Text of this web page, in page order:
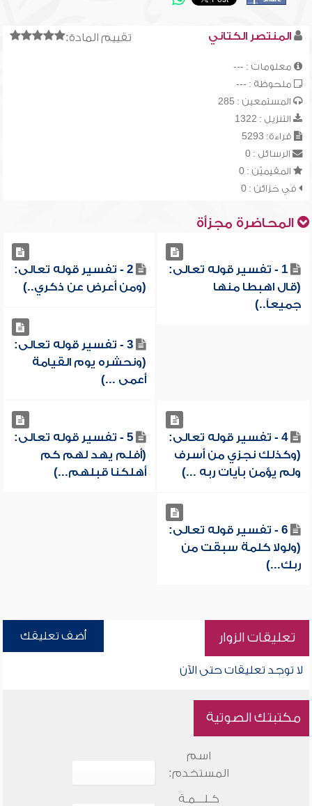
تقييم المادة: المنتصر الكتاني
معلومات : ---
ملحوظة : ---
المستمعين : 285
التنزيل : 1322
قراءة: 5293
الرسائل : 0
المقيميّن : 0
في خزائن : 0
المحاضرة مجزأة
1 - تفسير قوله تعالى:
(قال اهبطا منها
جميعاً..)
2 - تفسير قوله تعالى:
(ومن أعرض عن ذكري..)
3 - تفسير قوله تعالى:
(ونحشره يوم القيامة
أعمى ...)
4 - تفسير قوله تعالى:
(وكذلك نجزي من أسرف
ولم يؤمن بآيات ربه ...)
5 - تفسير قوله تعالى:
(أفلم يهد لهم كم
أهلكنا قبلهم...)
6 - تفسير قوله تعالى:
(ولولا كلمة سبقت من
ربك...)
تعليقات الزوار أضف تعليقك
لا توجد تعليقات حتى الآن
مكتبتك الصوتية
اسم
المستخدم:
كـلـــمـة